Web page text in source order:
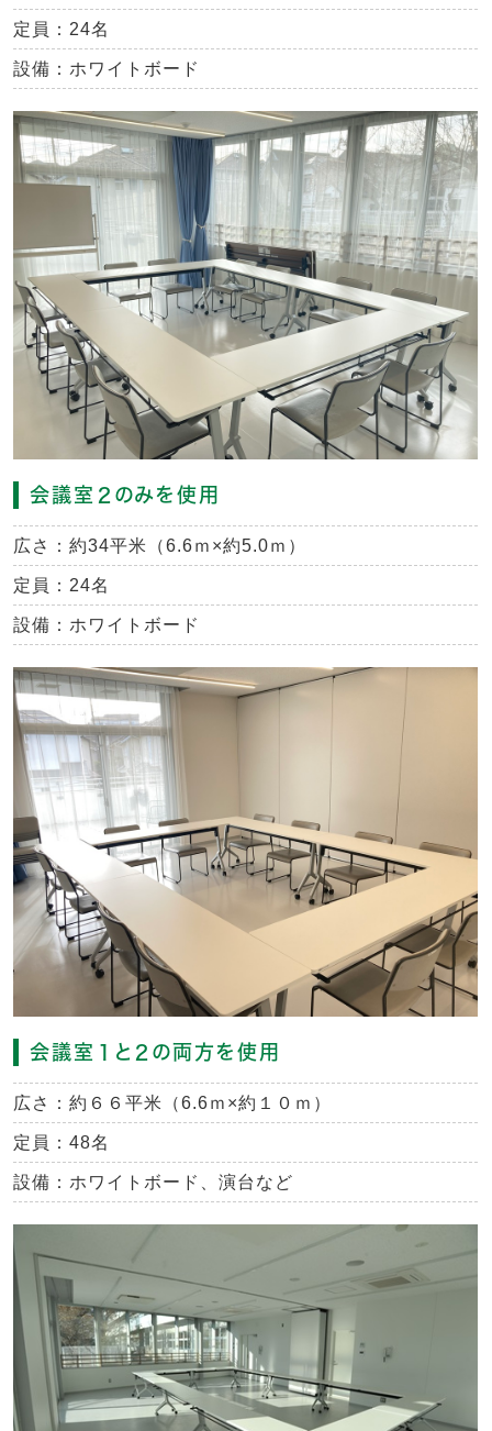
定員：24名
設備：ホワイトボード
会議室２のみを使用
広さ：約34平米（6.6ｍ×約5.0ｍ）
定員：24名
設備：ホワイトボード
会議室１と２の両方を使用
広さ：約６６平米（6.6ｍ×約１０ｍ）
定員：48名
設備：ホワイトボード、演台など